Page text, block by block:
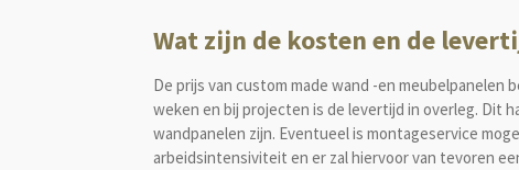
Wat zijn de kosten en de
De prijs van custom made wand -en meubelpanelen
weken en bij projecten is de levertijd in overleg. Dit
wandpanelen zijn. Eventueel is montageservice
arbeidsintensiviteit en er zal hiervoor van tevoren